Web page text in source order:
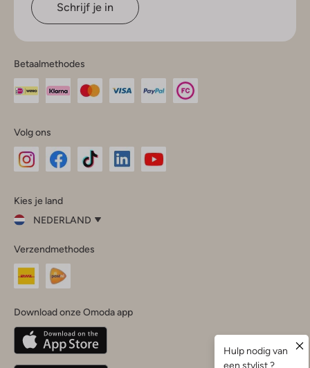
Schrijf je in
Betaalmethodes
Volg ons
InstagramFacebook
Kies je land
NEDERLAND
je
land
Nederland
Belgique(Français)
Deutschland
Verzendmethodes
Download onze Omoda app